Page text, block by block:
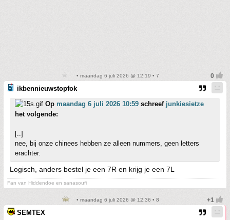
• maandag 6 juli 2026 @ 12:19 • 7
ikbennieuwstopfok
Op maandag 6 juli 2026 10:59 schreef junkiesietze
het volgende:
[..]
nee, bij onze chinees hebben ze alleen nummers, geen letters
erachter.
Logisch, anders bestel je een 7R en krijg je een 7L
Fan van Hiddendoe en sanasoufi
• maandag 6 juli 2026 @ 12:36 • 8
SEMTEX